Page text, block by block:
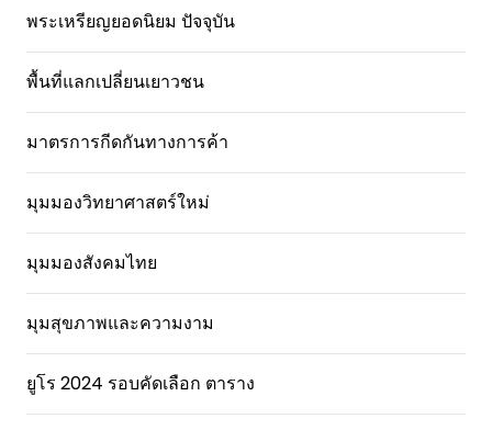
พระเหรียญยอดนิยม ปัจจุบัน
พื้นที่แลกเปลี่ยนเยาวชน
มาตรการกีดกันทางการค้า
มุมมองวิทยาศาสตร์ใหม่
มุมมองสังคมไทย
มุมสุขภาพและความงาม
ยูโร 2024 รอบคัดเลือก ตาราง